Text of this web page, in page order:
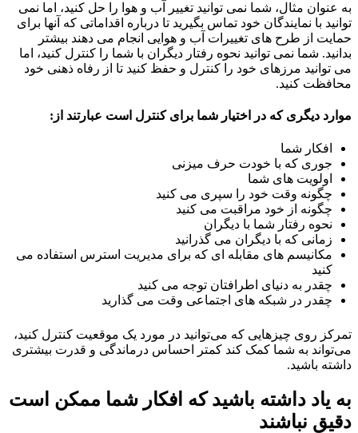
به عنوان مثال، شما نمی توانید تغییر آب و هوا را حل کنید، اما نمی
توانید با نمایندگان خود تماس بگیرید تا درباره اقداماتی که آنها برای
حمایت از طرح های تغییرات آب و هوایی انجام می دهند بیشتر
بدانید. شما نمی توانید نحوه رفتار دیگران با شما را کنترل کنید، اما
می توانید مرزهای خود را کنترل و حفظ کنید تا از رفاه ذهنی خود
محافظت کنید.
موارد دیگری که در اختیار شما برای کنترل است عبارتند از:
افکار شما
جوری که با خودت حرف میزنی
اولویت های شما
چگونه وقت خود را سپری می کنید
چگونه از خود مراقبت می کنید
نحوه رفتار شما با دیگران
زمانی که با دیگران می گذرانید
مکانیسم های مقابله ای که برای مدیریت استرس استفاده می
کنید
چقدر به دنیای اطرافتان توجه می کنید
چقدر در شبکه های اجتماعی وقت می گذارید
تمرکز روی چیزهایی که می‌توانید در مورد یک موقعیت کنترل کنید،
می‌تواند به شما کمک کند کمتر احساس درماندگی و قدرت بیشتری
داشته باشید.
به یاد داشته باشید که افکار شما ممکن است
دقیق نباشند